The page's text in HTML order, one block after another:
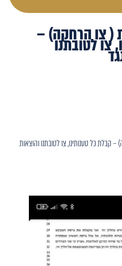
( צו הרחקה) –
צו לטובתנו
קבלת כל טענותינו, צו לטובתנו והוצאות